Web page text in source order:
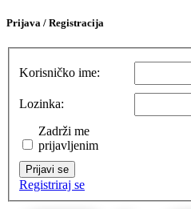
Prijava / Registracija
Korisničko ime:
Lozinka:
Zadrži me
prijavljenim
Prijavi se
Registriraj se